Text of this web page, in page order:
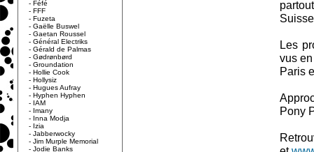
- Féfé
- FFF
- Fuzeta
- Gaëlle Buswel
- Gaetan Roussel
- Général Electriks
- Gérald de Palmas
- Gødrønbørd
- Groundation
- Hollie Cook
- Hollysiz
- Hugues Aufray
- Hyphen Hyphen
- IAM
- Imany
- Inna Modja
- Izia
- Jabberwocky
- Jim Murple Memorial
- Jodie Banks
Les
vus
Paris
Pony